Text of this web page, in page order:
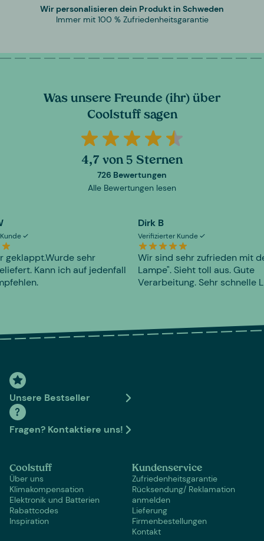
Wir personalisieren dein Produkt in Schweden
Immer mit 100 % Zufriedenheitsgarantie
Was unsere Freunde (ihr) über
Coolstuff sagen
4,7 von 5 Sternen
726 Bewertungen
Alle Bewertungen lesen
geklappt.Wurde sehr
Kann ich auf jedenfall
Dirk B
Verifizierter Kunde
Wir sind sehr zufrieden mit
Lampe". Sieht toll aus. Gute
Verarbeitung. Sehr schnelle
Unsere Bestseller
Fragen? Kontaktiere uns!
Coolstuff
Über uns
Klimakompensation
Elektronik und Batterien
Rabattcodes
Inspiration
Kundenservice
Zufriedenheitsgarantie
Rücksendung/ Reklamation
anmelden
Lieferung
Firmenbestellungen
Kontakt